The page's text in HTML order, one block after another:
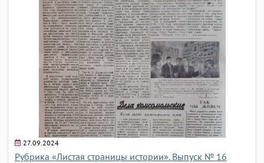
27.09.2024
Рубрика «Листая страницы истории». Выпуск № 16